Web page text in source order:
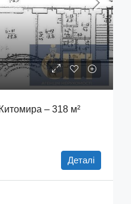
– 318 м²
Деталі